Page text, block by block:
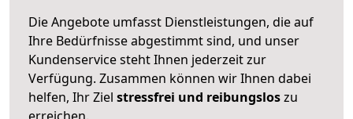
Die Angebote umfasst Dienstleistungen, die auf
Ihre Bedürfnisse abgestimmt sind, und unser
Kundenservice steht Ihnen jederzeit zur
Verfügung. Zusammen können wir Ihnen dabei
helfen, Ihr Ziel stressfrei und reibungsloszu